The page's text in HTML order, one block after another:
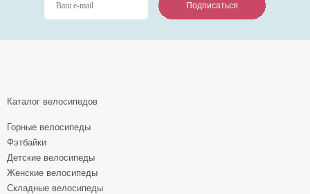
Подписаться
Подписаться
Подписаться
Каталог велосипедов
Горные велосипеды
Фэтбайки
Детские велосипеды
Женские велосипеды
Складные велосипеды